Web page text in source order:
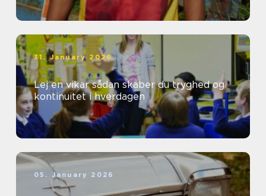
31. January 2026
Lej en vikar sådan skaber du tryghed og
kontinuitet i hverdagen
05. January 2026